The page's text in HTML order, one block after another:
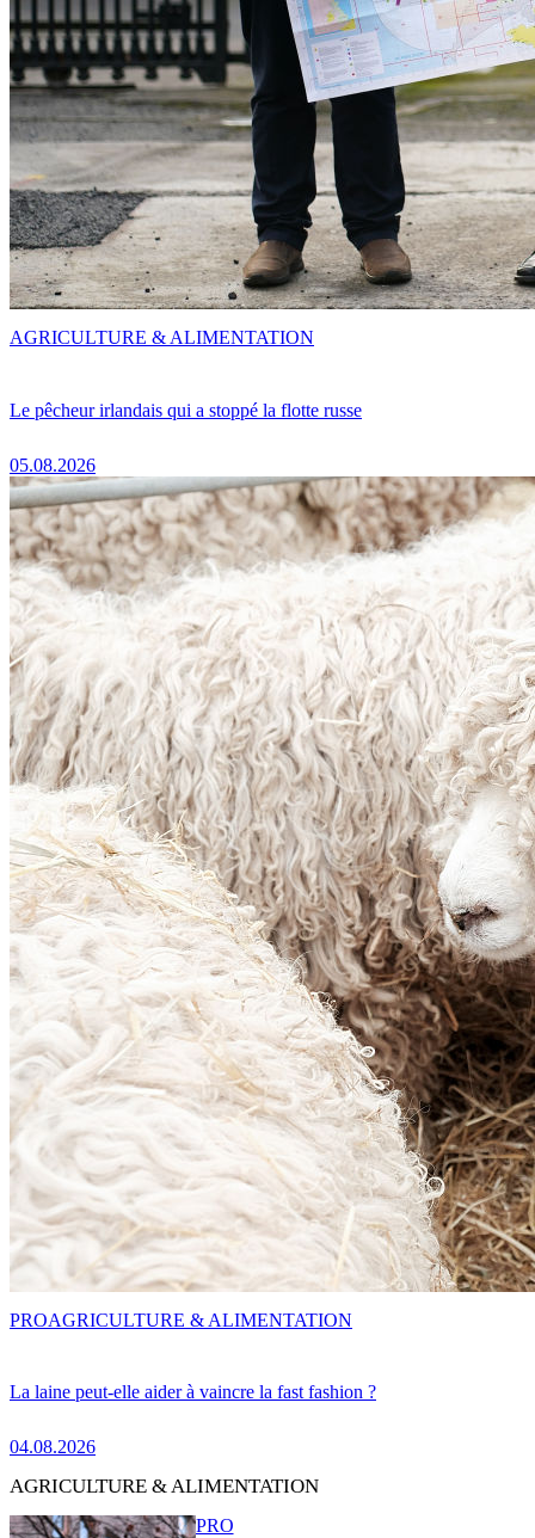
Le pêcheur irlandais qui a stoppé la flotte russe
05.08.2026
AGRICULTURE & ALIMENTATION
La laine peut-elle aider à vaincre la fast fashion ?
04.08.2026
PROAGRICULTURE & ALIMENTATION
AGRICULTURE & ALIMENTATION
PRO